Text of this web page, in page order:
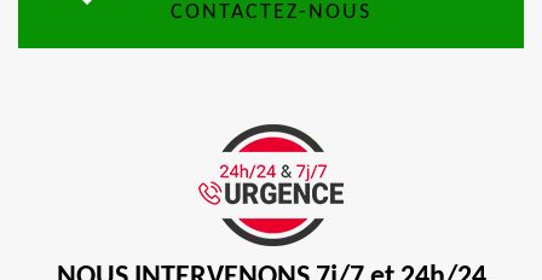
CONTACTEZ-NOUS